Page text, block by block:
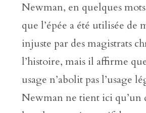
Newman, en quelques
que l’épée a été utilisée de
injuste par des magistrats
l’histoire, mais il affirme
usage n’abolit pas l’usage
Newman ne tient ici qu’un